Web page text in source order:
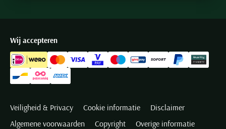
Wij accepteren
Veiligheid & Privacy Cookie informatie
Disclaimer
Algemene voorwaarden
Copyright Overige informatie